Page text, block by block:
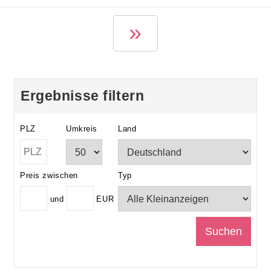
1 von 5
»
Ergebnisse filtern
PLZ Umkreis Land
Preis zwischen Typ
und EUR